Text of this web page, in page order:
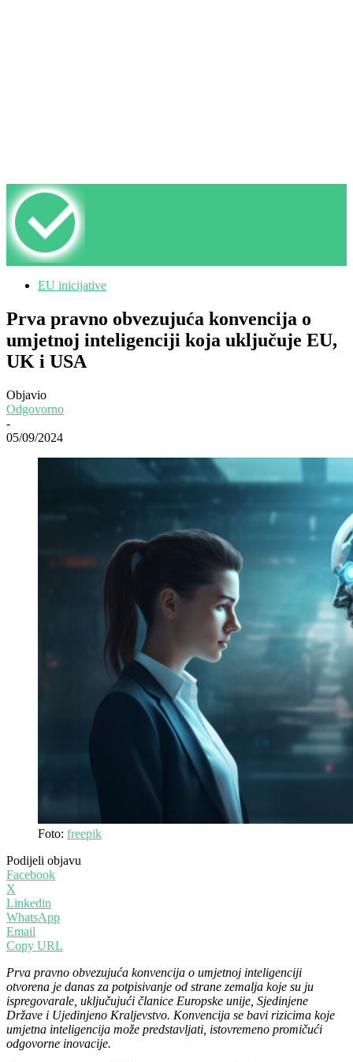
EU inicijative
Prva pravno obvezujuća konvencija o
umjetnoj inteligenciji koja uključuje EU,
UK i USA
Objavio
Odgovorno
-
05/09/2024
Foto: freepik
Podijeli objavu
Facebook
X
Linkedin
WhatsApp
Email
Copy URL
Prva pravno obvezujuća konvencija o umjetnoj inteligenciji
otvorena je danas za potpisivanje od strane zemalja koje su ju
ispregovarale, uključujući članice Europske unije, Sjedinjene
Države i Ujedinjeno Kraljevstvo. Konvencija se bavi rizicima koje
umjetna inteligencija može predstavljati, istovremeno promičući
odgovorne inovacije.